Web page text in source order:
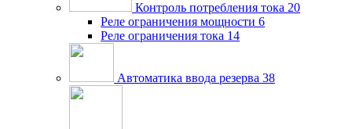
Контроль потребления тока 20
Реле ограничения мощности 6
Реле ограничения тока 14
Автоматика ввода резерва 38